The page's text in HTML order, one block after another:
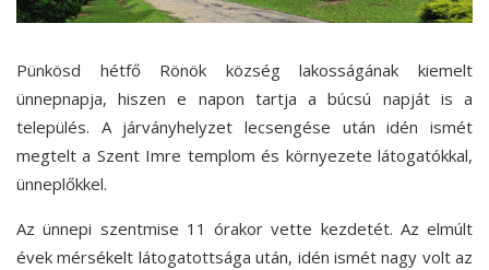
Pünkösd hétfő Rönök község lakosságának kiemelt
ünnepnapja, hiszen e napon tartja a búcsú napját is a
település. A járványhelyzet lecsengése után idén ismét
megtelt a Szent Imre templom és környezete látogatókkal,
ünneplőkkel.
Az ünnepi szentmise 11 órakor vette kezdetét. Az elmúlt
évek mérsékelt látogatottsága után, idén ismét nagy volt az